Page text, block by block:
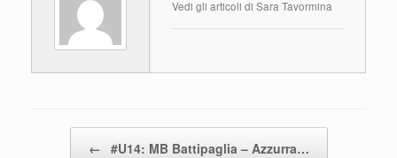
o
o
k
di
Vedi gli articoli di Sara Tavormina
← #U14: MB Battipaglia – Azzurra…